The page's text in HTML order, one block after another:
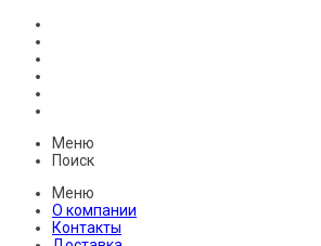
Меню
Поиск
Меню
О компании
Контакты